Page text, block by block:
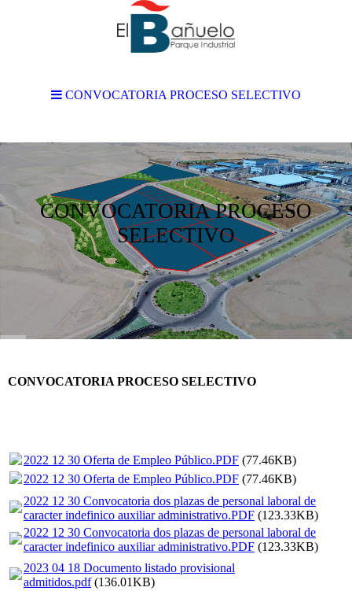
CONVOCATORIA PROCESO
SELECTIVO
CONVOCATORIA PROCESO SELECTIVO
2022 12 30 Oferta de Empleo Público.PDF (77.46KB)
2022 12 30 Oferta de Empleo Público.PDF (77.46KB)
2022 12 30 Convocatoria dos plazas de personal laboral de
caracter indefinico auxiliar administrativo.PDF (123.33KB)
2022 12 30 Convocatoria dos plazas de personal laboral de
caracter indefinico auxiliar administrativo.PDF (123.33KB)
2023 04 18 Documento listado provisional
admitidos.pdf(136.01KB)
CONVOCATORIA PROCESO SELECTIVO